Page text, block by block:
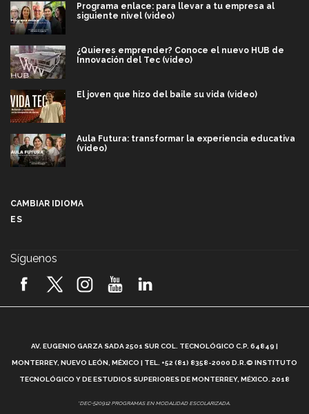
Programa enlace: para llevar a tu empresa al
siguiente nivel (video)
¿Quieres emprender? Conoce el nuevo HUB de
Innovación del Tec (video)
El joven que hizo del baile su vida (video)
Aula Futura: transformar la experiencia educativa
(video)
2026! (video)
¿Cómo es el Modelo Educativo Tec? (video)
Vida Tec: Feminismo e Inteligencia Artificial, Paola
CAMBIAR IDIOMA
ES
Síguenos
AV. EUGENIO GARZA SADA 2501 SUR COL. TECNOLÓGICO C.P. 64849 |
MONTERREY, NUEVO LEÓN, MÉXICO | TEL. +52 (81) 8358-2000 D.R.© INSTITUTO
TECNOLÓGICO Y DE ESTUDIOS SUPERIORES DE MONTERREY, MÉXICO. 2018
*DEC-520912 PROGRAMAS EN MODALIDAD ESCOLARIZADA.